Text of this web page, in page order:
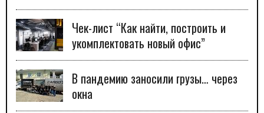
Чек-лист “Как найти, построить и
укомплектовать новый офис”
В пандемию заносили грузы… через
окна